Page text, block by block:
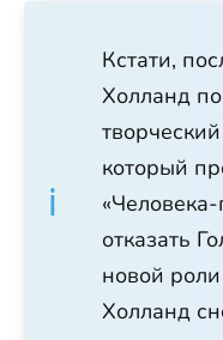
Кстати,
Холланд
который
отказать
новой
Холланд